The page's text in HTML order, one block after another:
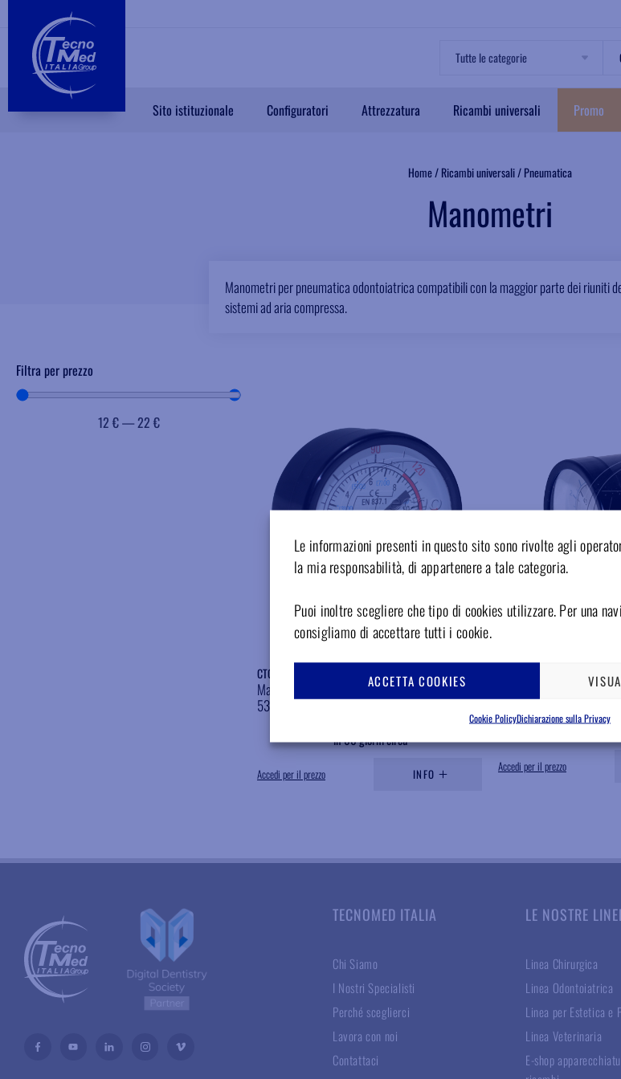
Le informazioni presenti in questo sito sono rivolte agli
la mia responsabilità, di appartenere a tale categoria.
Puoi inoltre scegliere che tipo di cookies utilizzare. Per una
consigliamo di accettare tutti i cookie.
ACCETTA COOKIES
Cookie PolicyDichiarazione sulla Privacy
Sito istituzionale Configuratori Attrezzatura Ricambi universali Promo
Home/ Ricambi universali/ Pneumatica
Manometri
Manometri per pneumatica odontoiatrica compatibili con la maggior parte dei riuniti
sistemi ad aria compressa.
Filtra per prezzo
12 €—22 €
CTOV14
Manometro 0/12 BAR attacco 1/4M, diametro
53mm
in 60 giorni circa
Accedi per il prezzo INFO
Aggiungere ai preferiti
Disponibile
Accedi per il prezzo
TECNOMED ITALIA
Chi Siamo
I Nostri Specialisti
Perché sceglierci
Lavora con noi
Contattaci
LE NOSTRE
Linea Chirurgica
Linea Odontoiatrica
Linea per Estetica e
Linea Veterinaria
E-shop